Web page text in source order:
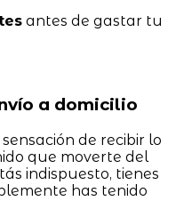
antes de gastar tu
a domicilio
de recibir lo
que moverte del
indispuesto, tienes
has tenido